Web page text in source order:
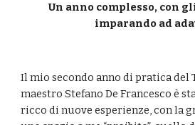
Un anno complesso, con
imparando ad
Il mio secondo anno di pratica del
maestro Stefano De Francesco è
ricco di nuove esperienze, con la